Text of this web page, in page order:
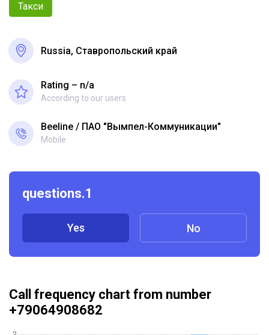
Такси
Russia, Ставропольский край
Rating – n/a
According to our users
Beeline ПАО "Вымпел-Коммуникации"
Mobile
questions.1
Yes No
Call frequency chart from number
+79064908682